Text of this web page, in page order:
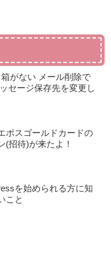
がない メール削除で
セージ保存先を変更し
ポスゴールドカードの
(招待)が来たよ！
を始められる方に知
こと